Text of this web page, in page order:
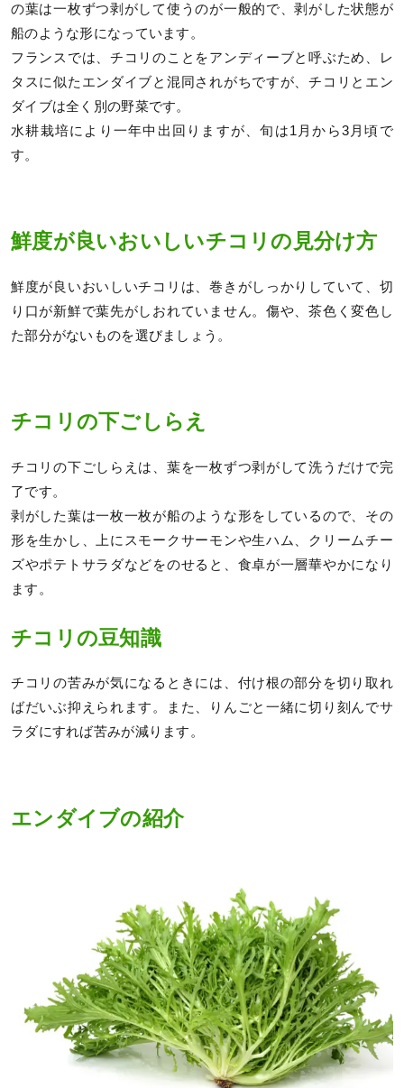
の葉は一枚ずつ剥がして使うのが一般的で、剥がした状態が
船のような形になっています。
フランスでは、チコリのことをアンディーブと呼ぶため、レ
タスに似たエンダイブと混同されがちですが、チコリとエン
ダイブは全く別の野菜です。
水耕栽培により一年中出回りますが、旬は1月から3月頃で
す。
鮮度が良いおいしいチコリの見分け方
鮮度が良いおいしいチコリは、巻きがしっかりしていて、切
り口が新鮮で葉先がしおれていません。傷や、茶色く変色し
た部分がないものを選びましょう。
チコリの下ごしらえ
チコリの下ごしらえは、葉を一枚ずつ剥がして洗うだけで完
了です。
剥がした葉は一枚一枚が船のような形をしているので、その
形を生かし、上にスモークサーモンや生ハム、クリームチー
ズやポテトサラダなどをのせると、食卓が一層華やかになり
ます。
チコリの豆知識
チコリの苦みが気になるときには、付け根の部分を切り取れ
ばだいぶ抑えられます。また、りんごと一緒に切り刻んでサ
ラダにすれば苦みが減ります。
エンダイブの紹介